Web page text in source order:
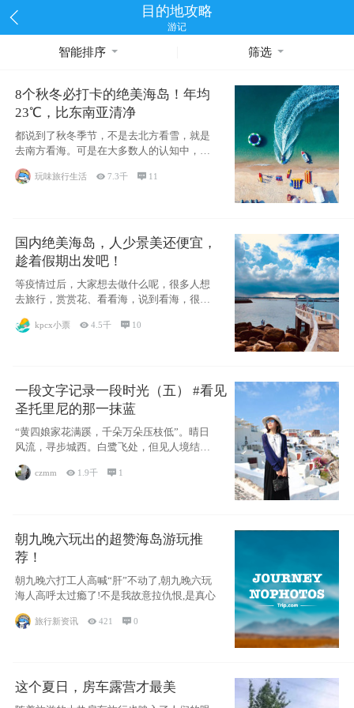
目的地攻略
游记
智能排序 筛选
8个秋冬必打卡的绝美海岛！年均
23℃，比东南亚清净
都说到了秋冬季节，不是去北方看雪，就是
去南方看海。可是在大多数人的认知中，仿
佛海滩只
玩味旅行生活 7.3千  11
国内绝美海岛，人少景美还便宜，
趁着假期出发吧！
等疫情过后，大家想去做什么呢，很多人想
去旅行，赏赏花、看看海，说到看海，很多
kpcx小票 4.5千  10
一段文字记录一段时光（五） #看见
圣托里尼的那一抹蓝
“黄四娘家花满蹊，千朵万朵压枝低”。晴日
风流，寻步城西。白鹭飞处，但见人境结
庐，粼粼
czmm  1.9千  1
朝九晚六玩出的超赞海岛游玩推
荐！
朝九晚六打工人高喊“肝”不动了,朝九晚六玩
海人高呼太过瘾了!不是我故意拉仇恨,是真心
旅行新资讯 421 0
这个夏日，房车露营才最美